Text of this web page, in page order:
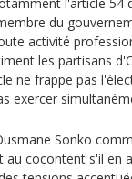
du
activité
les partisans
ne frappe pas
exercer
Sonko
cocontent s'il en